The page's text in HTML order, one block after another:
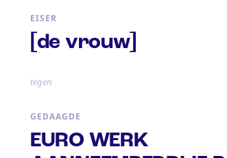
EISER
[de vrouw]
tegen
GEDAAGDE
EURO WERK